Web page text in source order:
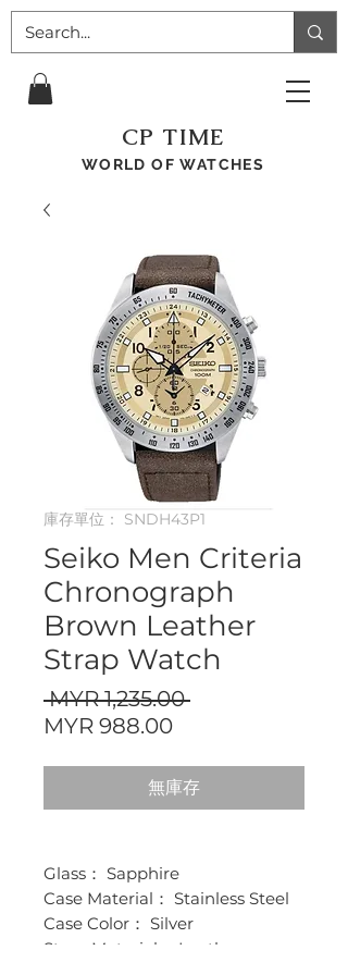
CP TIME
WORLD OF WATCHES
庫存單位： SNDH43P1
Seiko Men Criteria
Chronograph
Brown Leather
Strap Watch
MYR 1,235.00 一
格
MYR 988.00促
價
格
無庫存
Glass： Sapphire
Case Material： Stainless Steel
Case Color： Silver
Strap Material： Leather